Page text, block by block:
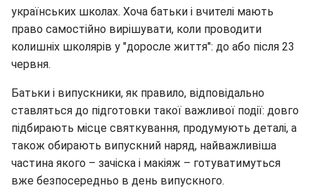
українських школах. Хоча батьки і вчителі мають
право самостійно вирішувати, коли проводити
колишніх школярів у "доросле життя": до або після 23
червня.
Батьки і випускники, як правило, відповідально
ставляться до підготовки такої важливої події: довго
підбирають місце святкування, продумують деталі, а
також обирають випускний наряд, найважливіша
частина якого – зачіска і макіяж – готуватимуться
вже безпосередньо в день випускного.